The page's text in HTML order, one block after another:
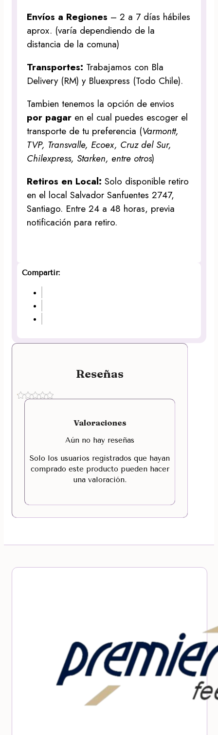
Envíos a Regiones – 2 a 7 días hábiles
aprox. (varía dependiendo de la
distancia de la comuna)
Transportes: Trabajamos con Bla
Delivery (RM) y Bluexpress (Todo Chile).
Tambien tenemos la opción de envios
por pagar en el cual puedes escoger el
transporte de tu preferencia (Varmontt,
TVP, Transvalle, Ecoex, Cruz del Sur,
Chilexpress, Starken, entre otros)
Retiros en Local:Solo disponible retiro
en el local Salvador Sanfuentes 2747,
Santiago. Entre 24 a 48 horas, previa
notificación para retiro.
Compartir:
Reseñas
Valoraciones
Aún no hay reseñas
Solo los usuarios registrados que hayan
comprado este producto pueden hacer
una valoración.